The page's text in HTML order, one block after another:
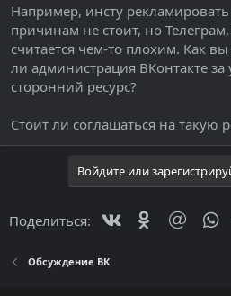
Например, инсту
причинам не стоит, но
считается чем-то плохим. Как
ли администрация ВКонтакте
сторонний ресурс?
Стоит ли соглашаться на такую
Войдите или
Поделиться: Vkontakte Mail.ru
Обсуждение ВК